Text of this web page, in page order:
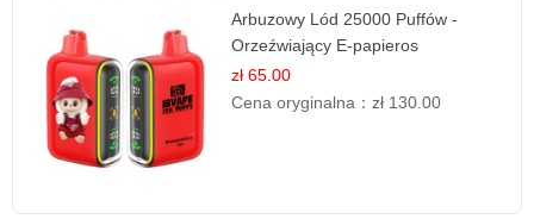
Arbuzowy Lód 25000 Puffów -
Orzeźwiający E-papieros
Jednorazowy
zł 65.00
Cena oryginalna：zł 130.00